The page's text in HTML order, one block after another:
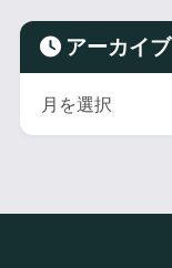
アーカイブ